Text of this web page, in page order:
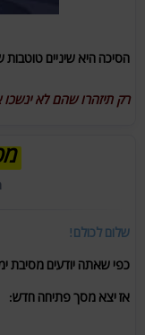
הסיכה היא שיניים
רק תיזהרו שהם לא
שלום לכולם!
כפי שאתה יודעים מסיבת
אז יצא מסך פתיחה חדש: